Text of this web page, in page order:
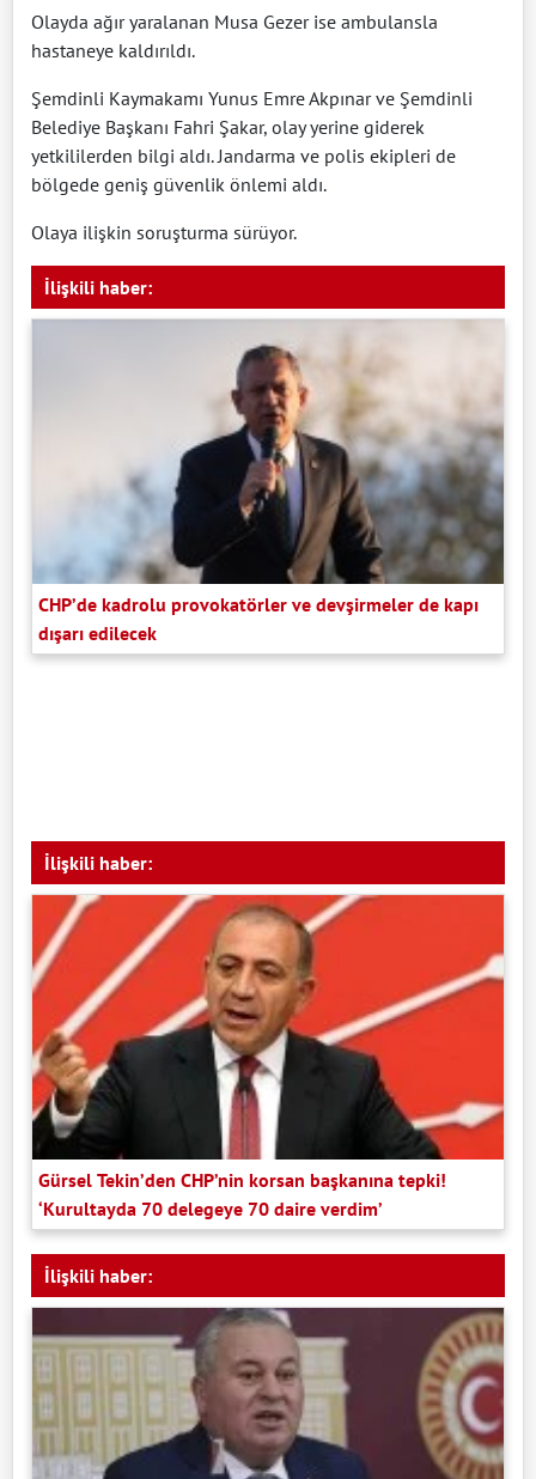
Olayda ağır yaralanan Musa Gezer ise ambulansla
hastaneye kaldırıldı.
Şemdinli Kaymakamı Yunus Emre Akpınar ve Şemdinli
Belediye Başkanı Fahri Şakar, olay yerine giderek
yetkililerden bilgi aldı. Jandarma ve polis ekipleri de
bölgede geniş güvenlik önlemi aldı.
Olaya ilişkin soruşturma sürüyor.
İlişkili haber:
CHP’de kadrolu provokatörler ve devşirmeler de kapı
dışarı edilecek
İlişkili haber:
Gürsel Tekin’den CHP’nin korsan başkanına tepki!
‘Kurultayda 70 delegeye 70 daire verdim’
İlişkili haber: